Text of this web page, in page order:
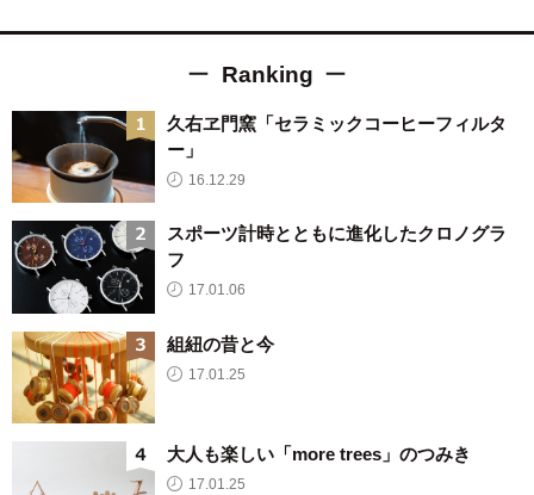
Ranking
久右ヱ門窯「セラミックコーヒーフィルタ
ー」
16.12.29
スポーツ計時とともに進化したクロノグラ
フ
17.01.06
組紐の昔と今
17.01.25
大人も楽しい「more trees」のつみき
17.01.25